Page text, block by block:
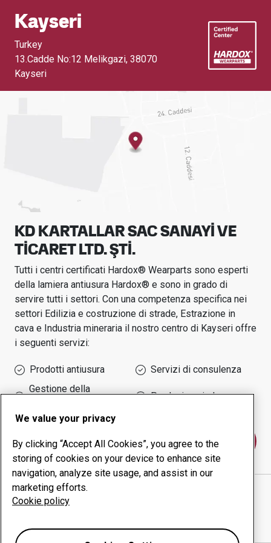
Kayseri
Turkey
13.Cadde No:12 Melikgazi, 38070
Kayseri
KD KARTALLAR SAC SANAYİ VE
TİCARET LTD. ŞTİ.
Tutti i centri certificati Hardox® Wearparts sono esperti
della lamiera antiusura Hardox® e sono in grado di
servire tutti i settori. Con una competenza specifica nei
settori Edilizia e costruzione di strade, Estrazione in
cava e Industria mineraria il nostro centro di Kayseri offre
i seguenti servizi:
Prodotti antiusura
Servizi di consulenza
Gestione della
Produzione in-house
Contattaci
KD KARTALLAR SAC SANAYİ VE TİCARET LTD. ŞTİ.
sito web
We value your privacy
By clicking “Accept All Cookies”, you agree to the
storing of cookies on your device to enhance site
navigation, analyze site usage, and assist in our
marketing efforts.
Cookie policy